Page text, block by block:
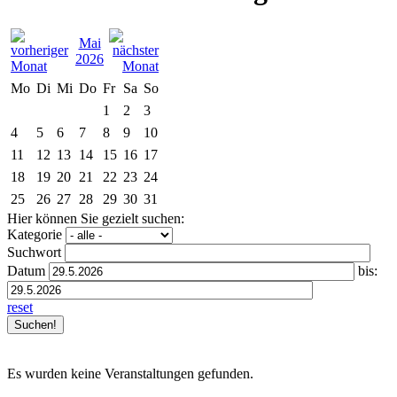
Mai
2026
Mo Di Mi Do Fr Sa So
1
2
3
4
5 6 7 8 9
10
11
12 13 14 15 16 17
18
19 20 21 22 23 24
25
26 27 28 29 30 31
Hier können Sie gezielt suchen:
Kategorie
Suchwort
Datum
bis:
reset
Es wurden keine Veranstaltungen gefunden.